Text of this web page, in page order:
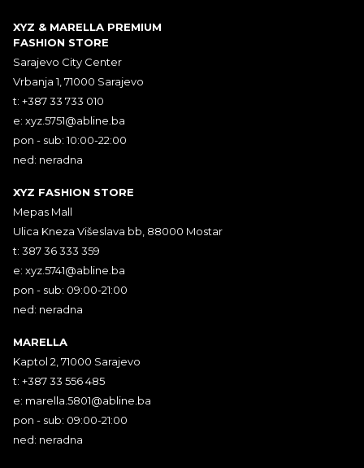
XYZ & MARELLA PREMIUM
FASHION STORE
Sarajevo City Center
Vrbanja 1, 71000 Sarajevo
t: +387 33 733 010
e: xyz.5751@abline.ba
pon - sub: 10:00-22:00
ned: neradna
XYZ FASHION STORE
Mepas Mall
Ulica Kneza Višeslava bb, 88000 Mostar
t: 387 36 333 359
e: xyz.5741@abline.ba
pon - sub: 09:00-21:00
ned: neradna
MARELLA
Kaptol 2, 71000 Sarajevo
t: +387 33 556 485
e: marella.5801@abline.ba
pon - sub: 09:00-21:00
ned: neradna